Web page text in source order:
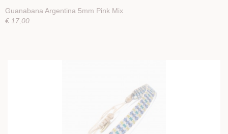
Guanabana Argentina 5mm Pink Mix
€ 17,00